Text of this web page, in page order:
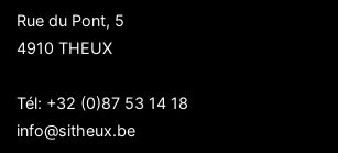
Rue du Pont, 5
4910 THEUX
Tél: +32 (0)87 53 14 18
info@sitheux.be